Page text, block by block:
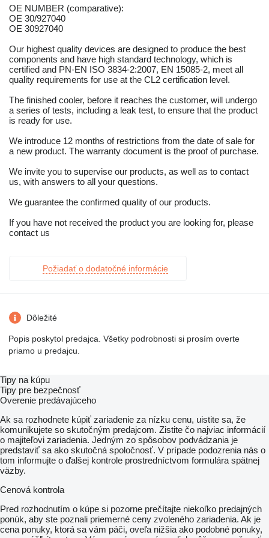
OE NUMBER (comparative):
OE 30/927040
OE 30927040
Our highest quality devices are designed to produce the best
components and have high standard technology, which is
certified and PN-EN ISO 3834-2:2007, EN 15085-2, meet all
quality requirements for use at the CL2 certification level.
The finished cooler, before it reaches the customer, will undergo
a series of tests, including a leak test, to ensure that the product
is ready for use.
We introduce 12 months of restrictions from the date of sale for
a new product. The warranty document is the proof of purchase.
We invite you to supervise our products, as well as to contact
us, with answers to all your questions.
We guarantee the confirmed quality of our products.
If you have not received the product you are looking for, please
contact us
Požiadať o dodatočné informácie
Dôležité
Popis poskytol predajca. Všetky podrobnosti si prosím overte
priamo u predajcu.
Tipy na kúpu
Tipy pre bezpečnosť
Overenie predávajúceho
Ak sa rozhodnete kúpiť zariadenie za nízku cenu, uistite sa, že
komunikujete so skutočným predajcom. Zistite čo najviac informácií
o majiteľovi zariadenia. Jedným zo spôsobov podvádzania je
predstaviť sa ako skutočná spoločnosť. V prípade podozrenia nás o
tom informujte o ďalšej kontrole prostredníctvom formulára spätnej
väzby.
Cenová kontrola
Pred rozhodnutím o kúpe si pozorne prečítajte niekoľko predajných
ponúk, aby ste poznali priemerné ceny zvoleného zariadenia. Ak je
cena ponuky, ktorá sa vám páči, oveľa nižšia ako podobné ponuky,